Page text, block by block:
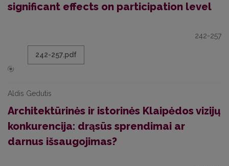
significant effects on participation level
242-257
242-257.pdf
Aldis Gedutis
Architektūrinės ir istorinės Klaipėdos vizijų
konkurencija: drąsūs sprendimai ar
darnus išsaugojimas?